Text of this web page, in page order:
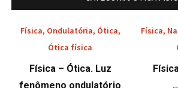
Física, Ondulatória, Ótica,
Ótica física
Física – Ótica. Luz
fenômeno ondulatório
Física,